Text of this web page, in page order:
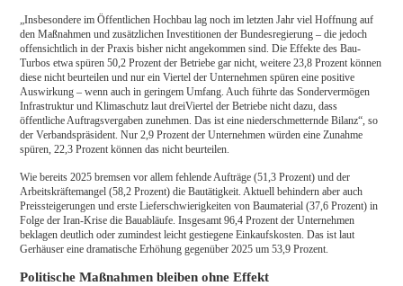
„Insbesondere im Öffentlichen Hochbau lag noch im letzten Jahr viel Hoffnung auf
den Maßnahmen und zusätzlichen Investitionen der Bundesregierung – die jedoch
offensichtlich in der Praxis bisher nicht angekommen sind. Die Effekte des Bau-
Turbos etwa spüren 50,2 Prozent der Betriebe gar nicht, weitere 23,8 Prozent können
diese nicht beurteilen und nur ein Viertel der Unternehmen spüren eine positive
Auswirkung – wenn auch in geringem Umfang. Auch führte das Sondervermögen
Infrastruktur und Klimaschutz laut dreiViertel der Betriebe nicht dazu, dass
öffentliche Auftragsvergaben zunehmen. Das ist eine niederschmetternde Bilanz“, so
der Verbandspräsident. Nur 2,9 Prozent der Unternehmen würden eine Zunahme
spüren, 22,3 Prozent können das nicht beurteilen.
Wie bereits 2025 bremsen vor allem fehlende Aufträge (51,3 Prozent) und der
Arbeitskräftemangel (58,2 Prozent) die Bautätigkeit. Aktuell behindern aber auch
Preissteigerungen und erste Lieferschwierigkeiten von Baumaterial (37,6 Prozent) in
Folge der Iran-Krise die Bauabläufe. Insgesamt 96,4 Prozent der Unternehmen
beklagen deutlich oder zumindest leicht gestiegene Einkaufskosten. Das ist laut
Gerhäuser eine dramatische Erhöhung gegenüber 2025 um 53,9 Prozent.
Politische Maßnahmen bleiben ohne Effekt